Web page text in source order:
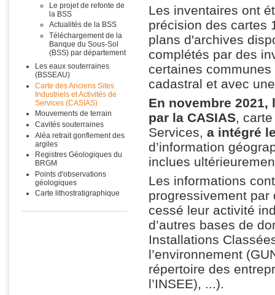
Le projet de refonte de
la BSS
Actualités de la BSS
Téléchargement de la
Banque du Sous-Sol
(BSS) par département
Les eaux souterraines
(BSSEAU)
Carte des Anciens Sites
Industriels et Activités de
Services (CASIAS)
Mouvements de terrain
Cavités souterraines
Aléa retrait gonflement des
argiles
Registres Géologiques du
BRGM
Points d'observations
géologiques
Carte lithostratigraphique
Les inventaires ont
précision des cartes
plans d'archives
complétés par des
certaines
cadastral et avec
En novembre
par la CASIAS,
Services, a intégré
d’information
inclues
Les informations
progressivement
cessé leur activité
d’autres bases de
Installations
l’environnement
répertoire des
l’INSEE), ...).